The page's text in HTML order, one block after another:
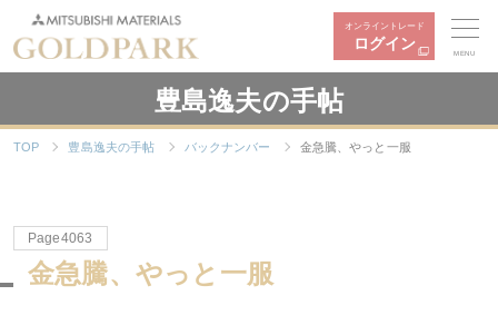
オンライントレード
ログイン
MENU
豊島逸夫の手帖
TOP 豊島逸夫の手帖 バックナンバー 金急騰、やっと一服
Page4063
金急騰、やっと一服